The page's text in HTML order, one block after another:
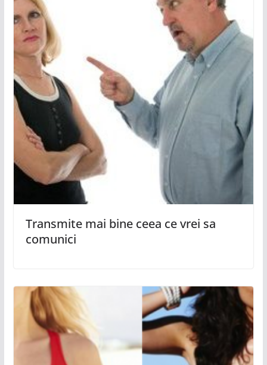
Transmite mai bine ceea ce vrei sa
comunici